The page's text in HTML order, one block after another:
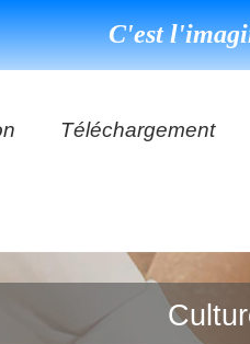
C'est
DéClé
DéClé
Téléchargement